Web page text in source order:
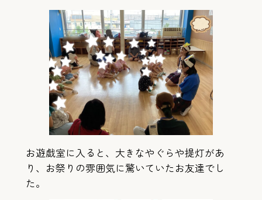
お遊戯室に入ると、大きなやぐらや提灯があ
り、お祭りの雰囲気に驚いていたお友達でし
た。